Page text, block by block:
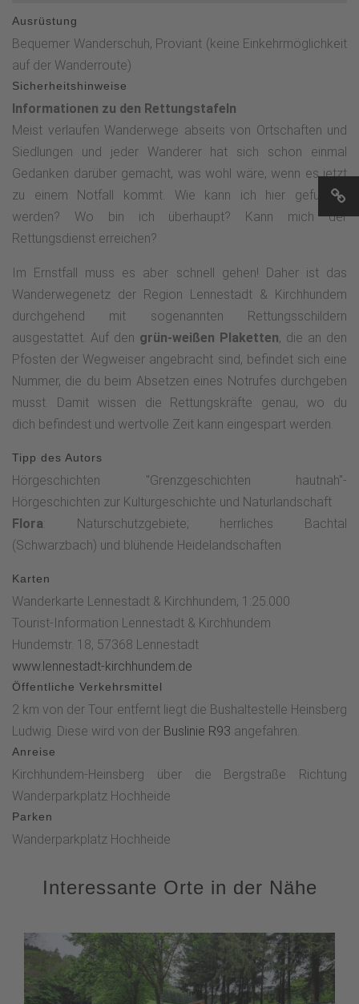
den Hufeisenstein und seine Geschichte finden möchte,
verlässt für einen Abstecher am Wanderwegweiserpfosten
"Hufeisenstein" den Rothaarsteig-Zugangsweg und nimmt
für einige Meter den Wanderweg A1 Richtung NSG Haberg.
Auf der Höhe, wo rechter Hand ein Waldweg abzweigt, geht
man nach wenigen Schritten nach links "durch´s Gebüsch"
zur Kurzen Dörbach und&nbsp;erkennt mit geschultem Blick
den Hufeisenstein.Nach diesem kleinen
Erkundungsabstecher folgt man wieder dem Rothaarsteig-
Zugangsweg bis zur nächsten Wegekreuzung
(Standortname: An der Röspe 1).&nbsp; Ab hier geht es auf
dem mit einem K im weißen Kreis gekennzeichneten
Wanderweg zunächst gen Süden. Der mit dem K
gekennzeichnete Wanderweg führt uns nach rd. 4,5 km
direkt zum Dreiherrnstein. Die Hörgeschichte&nbsp;gibt
einen spannenden Einblick in Kulturgeschichte dieses
Dreiländerecks und berichtet von nicht nur friedlichen
Auseinandersetzungen.Vom Dreiherrnstein führt der
Rothaarsteig Richtung Norden zur Heinsberger Hochheide.
sich,&nbsp;der Geschichte der&nbsp;Heinsberger
Heide&nbsp;und des "Dicken Steins" zu lauschen, bevor der
nur wenige Meter entfernt liegende Ausgangspunkt,
Wanderparkplatz Hochheide, erreicht wird.Die drei
Hörgeschichten dieser Erlebnistour stehen als Podcast zum
Ausrüstung
Bequemer Wanderschuh, Proviant (keine Einkehrmöglichkeit
auf der Wanderroute)
Sicherheitshinweise
Informationen zu den Rettungstafeln
Meist verlaufen Wanderwege abseits von Ortschaften und
Siedlungen und jeder Wanderer hat sich schon einmal
Gedanken darüber gemacht, was wohl wäre, wenn es jetzt
zu einem Notfall kommt. Wie kann ich hier gefunden
werden? Wo bin ich überhaupt? Kann mich der
Rettungsdienst erreichen?
Im Ernstfall muss es aber schnell gehen! Daher ist das
Wanderwegenetz der Region Lennestadt & Kirchhundem
durchgehend mit sogenannten Rettungsschildern
ausgestattet. Auf den grün-weißen Plaketten, die an den
Pfosten der Wegweiser angebracht sind, befindet sich eine
Nummer, die du beim Absetzen eines Notrufes durchgeben
musst. Damit wissen die Rettungskräfte genau, wo du
dich befindest und wertvolle Zeit kann eingespart werden.
Tipp des Autors
Hörgeschichten "Grenzgeschichten hautnah"-
Hörgeschichten zur Kulturgeschichte und Naturlandschaft
Flora: Naturschutzgebiete; herrliches Bachtal
(Schwarzbach) und blühende Heidelandschaften
Karten
Wanderkarte Lennestadt & Kirchhundem, 1:25.000
Tourist-Information Lennestadt & Kirchhundem
Hundemstr. 18, 57368 Lennestadt
www.lennestadt-kirchhundem.de
Öffentliche Verkehrsmittel
2 km von der Tour entfernt liegt die Bushaltestelle Heinsberg
Ludwig. Diese wird von der Buslinie R93 angefahren.
Anreise
Kirchhundem-Heinsberg über die Bergstraße Richtung
Wanderparkplatz Hochheide
Parken
Wanderparkplatz Hochheide
Interessante Orte in der Nähe